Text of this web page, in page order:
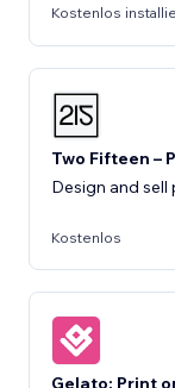
Kostenlos
Two Fifteen –
Design and
Kostenlos
Gelato: Print